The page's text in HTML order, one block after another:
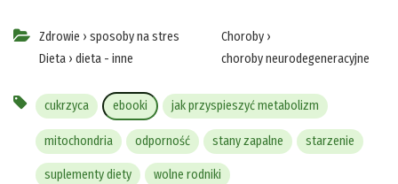
Zdrowie › sposoby na stres
Dieta › dieta - inne
Choroby›
choroby neurodegeneracyjne
cukrzyca ebooki jak przyspieszyć metabolizm
mitochondria odporność stany zapalne starzenie
suplementy diety wolne rodniki